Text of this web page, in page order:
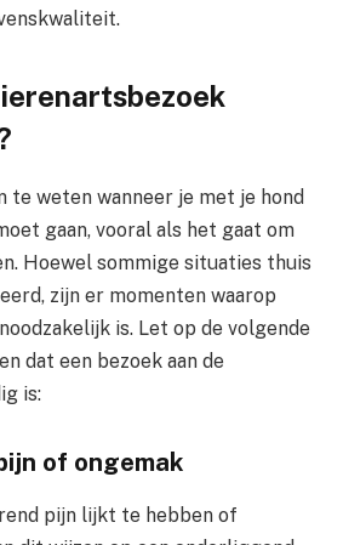
te weten wanneer je met je hond
gaan, vooral als het gaat om
Hoewel sommige situaties thuis
zijn er momenten waarop
is. Let op de volgende
dat een bezoek aan de
is:
of ongemak
pijn lijkt te hebben of